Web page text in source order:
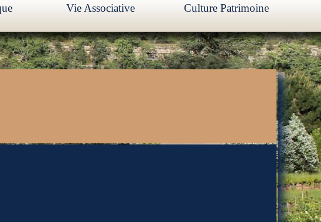
Vie Associative Culture Patrimoine